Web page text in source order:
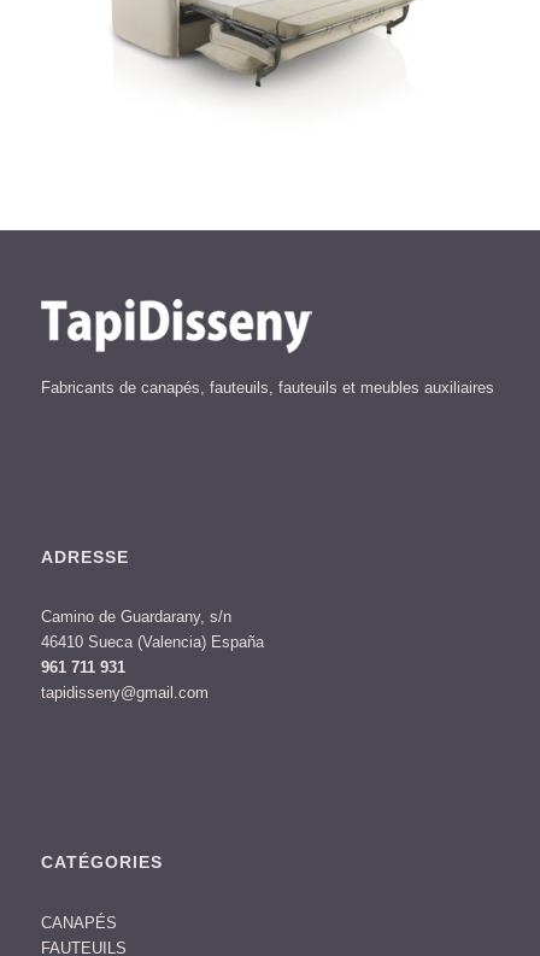
Fabricants de canapés, fauteuils, fauteuils et meubles auxiliaires
ADRESSE
Camino de Guardarany, s/n
46410 Sueca (Valencia) España
961 711 931
tapidisseny@gmail.com
CATÉGORIES
CANAPÉS
FAUTEUILS